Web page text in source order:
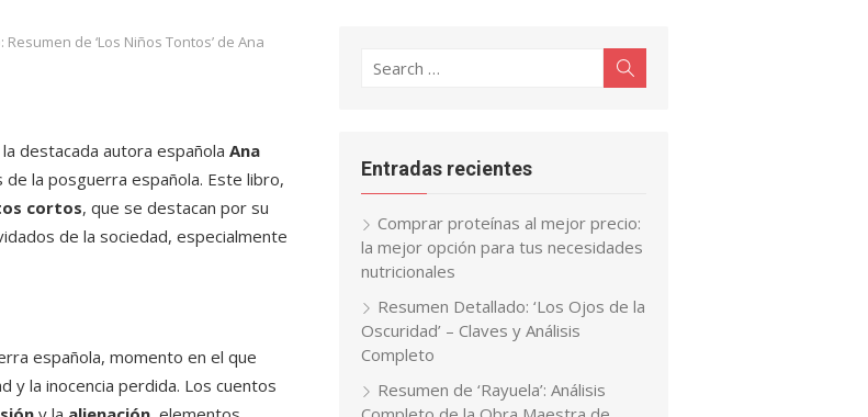
de ‘Los Niños Tontos’ de Ana
destacada autora española Ana
la posguerra española. Este libro,
cortos, que se destacan por su
de la sociedad, especialmente
española, momento en el que
y la inocencia perdida. Los cuentos
Search
Entradas recientes
Comprar proteínas al mejor precio:
la mejor opción para tus necesidades
nutricionales
Resumen Detallado: ‘Los Ojos de la
Oscuridad’ – Claves y Análisis
Completo
Resumen de ‘Rayuela’: Análisis